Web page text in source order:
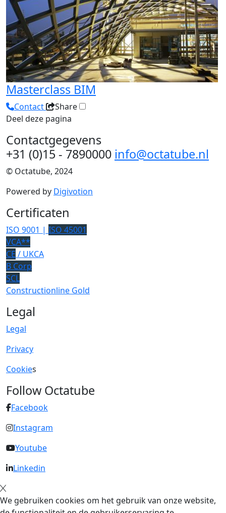
Masterclass BIM
Contact
Share
Deel deze pagina
Contactgegevens
+31 (0)15 - 7890000 info@octatube.nl
© Octatube, 2024
Powered by Digivotion
Certificaten
ISO 9001 | ISO 45001
VCA**
CE / UKCA
B Corp
SCL
Constructionline Gold
Legal
Legal
Privacy
Cookies
Follow Octatube
Facebook
Instagram
Youtube
Linkedin
We gebruiken cookies om het gebruik van onze website,